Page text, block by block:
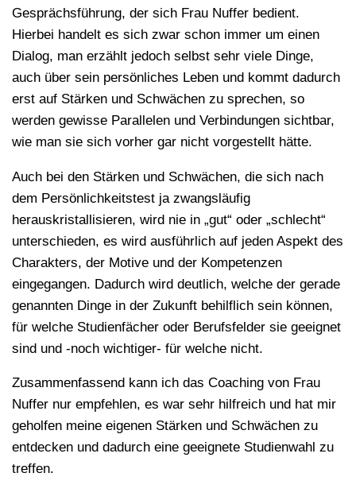
Gesprächsführung, der sich Frau Nuffer bedient.
Hierbei handelt es sich zwar schon immer um einen
Dialog, man erzählt jedoch selbst sehr viele Dinge,
auch über sein persönliches Leben und kommt dadurch
erst auf Stärken und Schwächen zu sprechen, so
werden gewisse Parallelen und Verbindungen sichtbar,
wie man sie sich vorher gar nicht vorgestellt hätte.
Auch bei den Stärken und Schwächen, die sich nach
dem Persönlichkeitstest ja zwangsläufig
herauskristallisieren, wird nie in „gut“ oder „schlecht“
unterschieden, es wird ausführlich auf jeden Aspekt des
Charakters, der Motive und der Kompetenzen
eingegangen. Dadurch wird deutlich, welche der gerade
genannten Dinge in der Zukunft behilflich sein können,
für welche Studienfächer oder Berufsfelder sie geeignet
sind und -noch wichtiger- für welche nicht.
Zusammenfassend kann ich das Coaching von Frau
Nuffer nur empfehlen, es war sehr hilfreich und hat mir
geholfen meine eigenen Stärken und Schwächen zu
entdecken und dadurch eine geeignete Studienwahl zu
treffen.